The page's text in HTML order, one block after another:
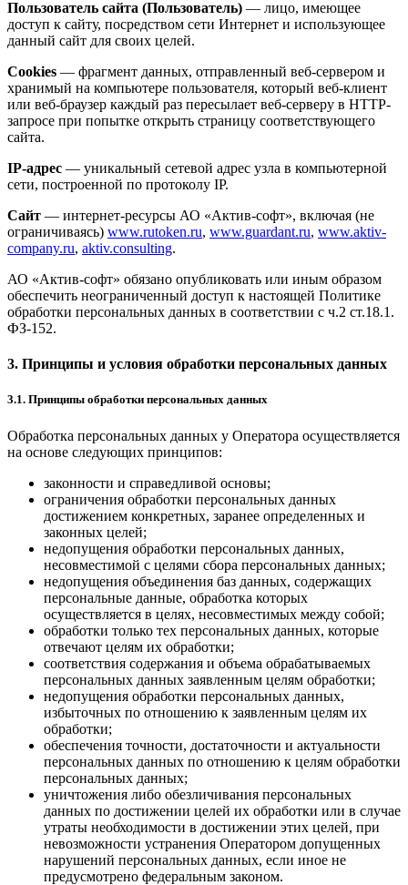
Пользователь сайта (Пользователь) — лицо, имеющее
доступ к сайту, посредством сети Интернет и использующее
данный сайт для своих целей.
Cookies — фрагмент данных, отправленный веб-сервером и
хранимый на компьютере пользователя, который веб-клиент
или веб-браузер каждый раз пересылает веб-серверу в HTTP-
запросе при попытке открыть страницу соответствующего
сайта.
IP-адрес — уникальный сетевой адрес узла в компьютерной
сети, построенной по протоколу IP.
Сайт — интернет-ресурсы АО «Актив-софт», включая (не
ограничиваясь) www.rutoken.ru, www.guardant.ru, www.aktiv-
company.ru, aktiv.consulting.
АО «Актив-софт» обязано опубликовать или иным образом
обеспечить неограниченный доступ к настоящей Политике
обработки персональных данных в соответствии с ч.2 ст.18.1.
ФЗ-152.
3. Принципы и условия обработки персональных данных
3.1. Принципы обработки персональных данных
Обработка персональных данных у Оператора осуществляется
на основе следующих принципов:
законности и справедливой основы;
ограничения обработки персональных данных
достижением конкретных, заранее определенных и
законных целей;
недопущения обработки персональных данных,
несовместимой с целями сбора персональных данных;
недопущения объединения баз данных, содержащих
персональные данные, обработка которых
осуществляется в целях, несовместимых между собой;
обработки только тех персональных данных, которые
отвечают целям их обработки;
соответствия содержания и объема обрабатываемых
персональных данных заявленным целям обработки;
недопущения обработки персональных данных,
избыточных по отношению к заявленным целям их
обработки;
обеспечения точности, достаточности и актуальности
персональных данных по отношению к целям обработки
персональных данных;
уничтожения либо обезличивания персональных
данных по достижении целей их обработки или в случае
утраты необходимости в достижении этих целей, при
невозможности устранения Оператором допущенных
нарушений персональных данных, если иное не
предусмотрено федеральным законом.